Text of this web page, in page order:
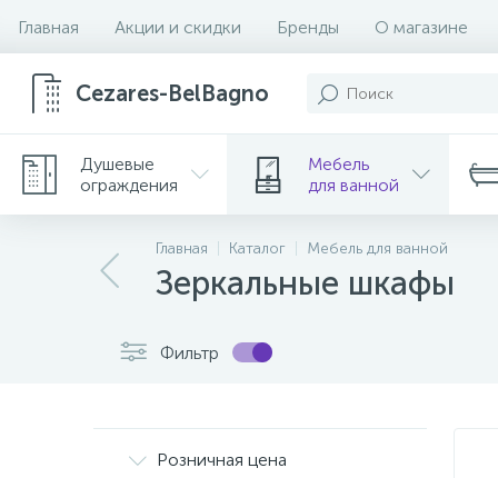
Главная Акции и скидки Бренды О магазине
Cezares-BelBagno
Душевые
ограждения
Мебель
для ванной
Главная Каталог Мебель для ванной
Зеркальные шкафы
Фильтр
Розничная цена